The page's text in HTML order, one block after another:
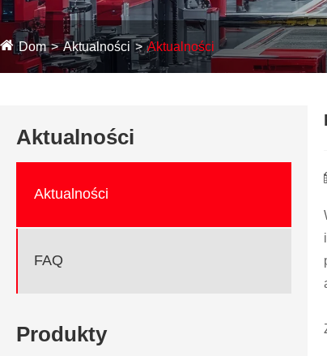
Dom Aktualności Aktualności
Aktualności
Aktualności
FAQ
Produkty